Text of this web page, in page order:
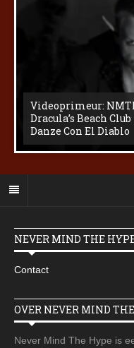
Videoprimeur:
Dracula’s Beach
Danze Con El Diablo
NEVER MIND THE
Contact
OVER NEVER MIND
Never Mind The Hype is